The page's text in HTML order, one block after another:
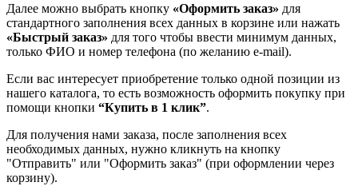
Далее можно выбрать кнопку «Оформить заказ» для
стандартного заполнения всех данных в корзине или нажать
«Быстрый заказ» для того чтобы ввести минимум данных,
только ФИО и номер телефона (по желанию e-mail).
Если вас интересует приобретение только одной позиции из
нашего каталога, то есть возможность оформить покупку при
помощи кнопки “Купить в 1 клик”.
Для получения нами заказа, после заполнения всех
необходимых данных, нужно кликнуть на кнопку
"Отправить" или "Оформить заказ" (при оформлении через
корзину).